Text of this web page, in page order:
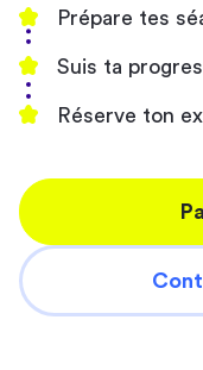
Prépare tes
Suis ta
Réserve ton